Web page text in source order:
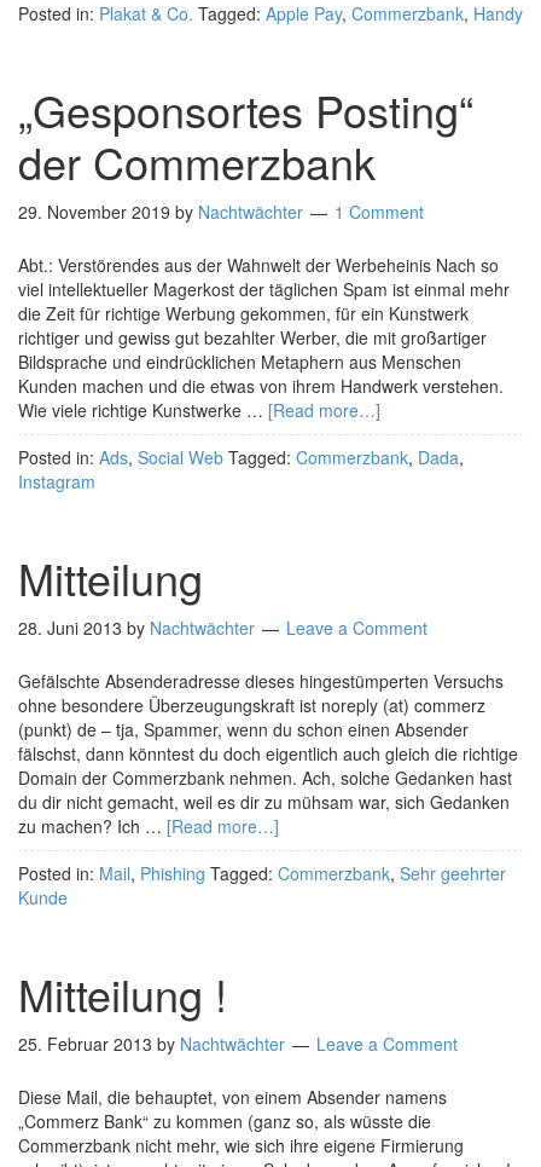
Posted in: Plakat & Co. Tagged: Apple Pay, Commerzbank, Handy
„Gesponsortes Posting“
der Commerzbank
29. November 2019 by Nachtwächter 1 Comment
Abt.: Verstörendes aus der Wahnwelt der Werbeheinis Nach so
viel intellektueller Magerkost der täglichen Spam ist einmal mehr
die Zeit für richtige Werbung gekommen, für ein Kunstwerk
richtiger und gewiss gut bezahlter Werber, die mit großartiger
Bildsprache und eindrücklichen Metaphern aus Menschen
Kunden machen und die etwas von ihrem Handwerk verstehen.
Wie viele richtige Kunstwerke … [Read more…]
Posted in: Ads, Social Web Tagged: Commerzbank, Dada,
Instagram
Mitteilung
28. Juni 2013 by Nachtwächter Leave a Comment
Gefälschte Absenderadresse dieses hingestümperten Versuchs
ohne besondere Überzeugungskraft ist noreply (at) commerz
(punkt) de – tja, Spammer, wenn du schon einen Absender
fälschst, dann könntest du doch eigentlich auch gleich die richtige
Domain der Commerzbank nehmen. Ach, solche Gedanken hast
du dir nicht gemacht, weil es dir zu mühsam war, sich Gedanken
zu machen? Ich … [Read more…]
Posted in: Mail, Phishing Tagged: Commerzbank, Sehr geehrter
Kunde
Mitteilung !
25. Februar 2013 by Nachtwächter Leave a Comment
Diese Mail, die behauptet, von einem Absender namens
„Commerz Bank“ zu kommen (ganz so, als wüsste die
Commerzbank nicht mehr, wie sich ihre eigene Firmierung